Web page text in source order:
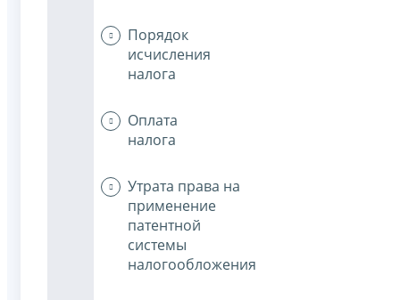
Порядок
исчисления
налога
Оплата
налога
Утрата права на
применение
патентной
системы
налогообложения